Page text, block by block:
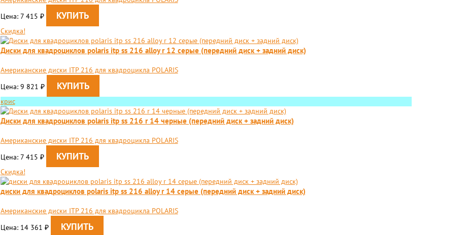
Цена: 7 415 ₽
Скидка!
Диски для квадроциклов polaris itp ss 216 alloy r 12 серые (передний диск + задний диск)
Американские диски ITP 216 для квадроцикла POLARIS
Цена: 9 821 ₽
крис
Диски для квадроциклов polaris itp ss 216 r 14 черные (передний диск + задний диск)
Американские диски ITP 216 для квадроцикла POLARIS
Цена: 7 415 ₽
Скидка!
диски для квадроциклов polaris itp ss 216 alloy r 14 серые (передний диск + задний диск)
Американские диски ITP 216 для квадроцикла POLARIS
Цена: 14 361 ₽